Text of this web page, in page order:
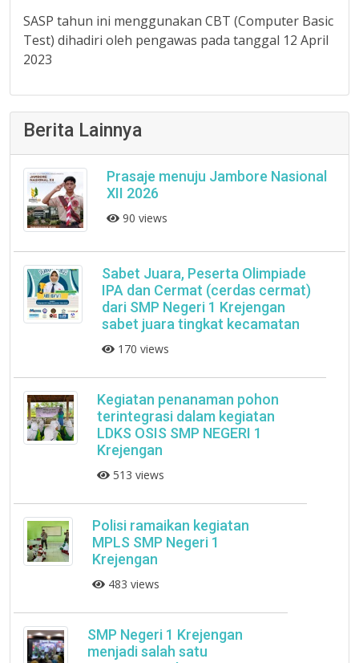
SASP tahun ini menggunakan CBT (Computer Basic
Test) dihadiri oleh pengawas pada tanggal 12 April
2023
Berita Lainnya
Prasaje menuju Jambore Nasional
XII 2026
90 views
Sabet Juara, Peserta Olimpiade
IPA dan Cermat (cerdas cermat)
dari SMP Negeri 1 Krejengan
sabet juara tingkat kecamatan
170 views
Kegiatan penanaman pohon
terintegrasi dalam kegiatan
LDKS OSIS SMP NEGERI 1
Krejengan
513 views
Polisi ramaikan kegiatan
MPLS SMP Negeri 1
Krejengan
483 views
SMP Negeri 1 Krejengan
menjadi salah satu